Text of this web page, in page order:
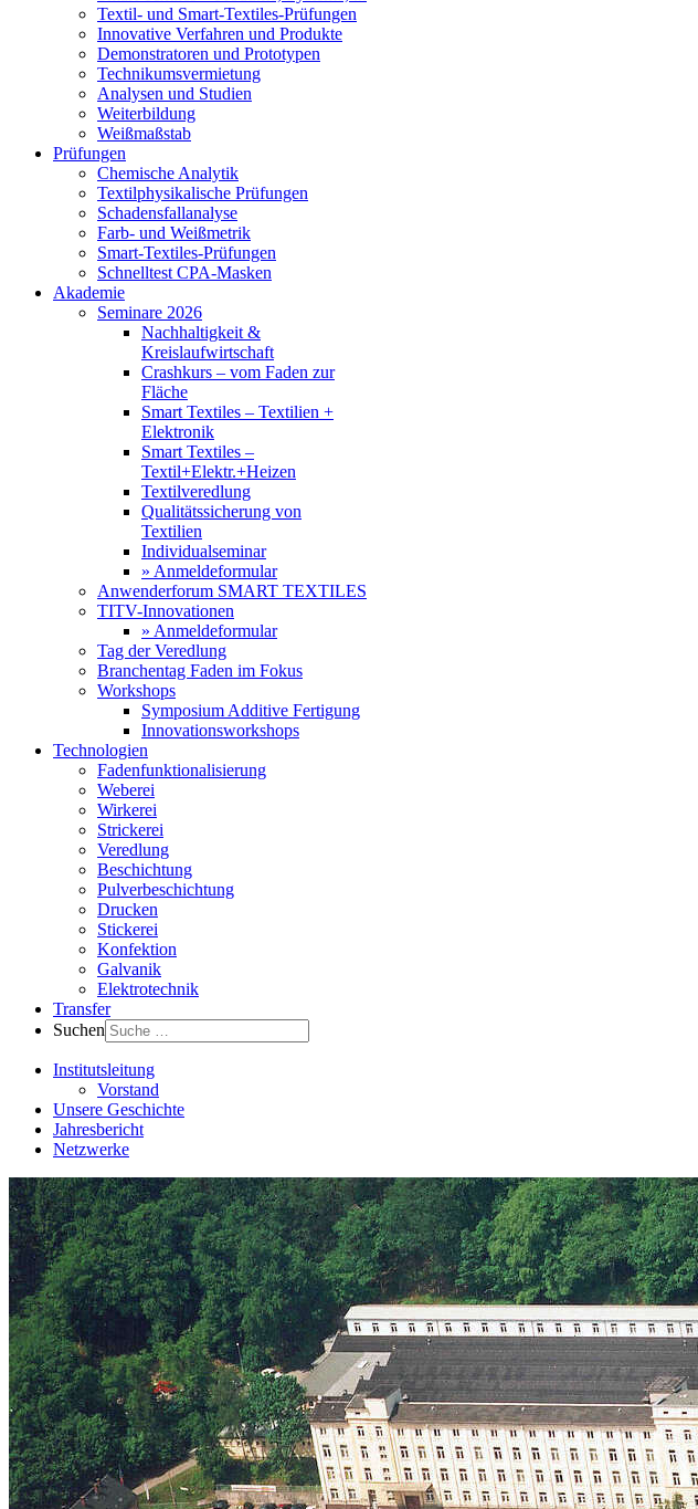
Textil- und Smart-Textiles-Prüfungen
Innovative Verfahren und Produkte
Demonstratoren und Prototypen
Technikumsvermietung
Analysen und Studien
Weiterbildung
Weißmaßstab
Prüfungen
Chemische Analytik
Textilphysikalische Prüfungen
Schadensfallanalyse
Farb- und Weißmetrik
Smart-Textiles-Prüfungen
Schnelltest CPA-Masken
Akademie
Seminare 2026
Nachhaltigkeit &
Kreislaufwirtschaft
Crashkurs – vom Faden zur
Fläche
Smart Textiles – Textilien +
Elektronik
Smart Textiles –
Textil+Elektr.+Heizen
Textilveredlung
Qualitätssicherung von
Textilien
Individualseminar
» Anmeldeformular
Anwenderforum SMART TEXTILES
TITV-Innovationen
» Anmeldeformular
Tag der Veredlung
Branchentag Faden im Fokus
Workshops
Symposium Additive Fertigung
Innovationsworkshops
Technologien
Fadenfunktionalisierung
Weberei
Wirkerei
Strickerei
Veredlung
Beschichtung
Pulverbeschichtung
Drucken
Stickerei
Konfektion
Galvanik
Elektrotechnik
Transfer
Suchen
Institutsleitung
Vorstand
Unsere Geschichte
Jahresbericht
Netzwerke